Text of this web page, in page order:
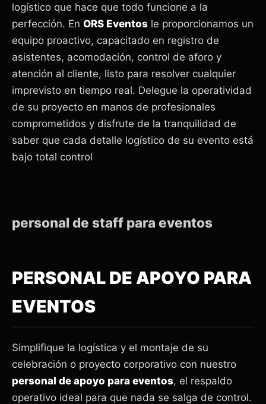
logístico que hace que todo funcione a la
perfección. En ORS Eventos le proporcionamos un
equipo proactivo, capacitado en registro de
asistentes, acomodación, control de aforo y
atención al cliente, listo para resolver cualquier
imprevisto en tiempo real. Delegue la operatividad
de su proyecto en manos de profesionales
comprometidos y disfrute de la tranquilidad de
saber que cada detalle logístico de su evento está
bajo total control
personal de staff para eventos
PERSONAL DE APOYO PARA
EVENTOS
Simplifique la logística y el montaje de su
celebración o proyecto corporativo con nuestro
personal de apoyo para eventos, el respaldo
operativo ideal para que nada se salga de control.